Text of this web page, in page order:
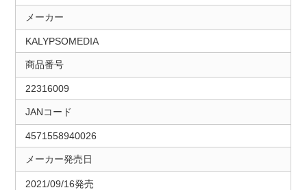
メーカー
KALYPSOMEDIA
商品番号
22316009
JANコード
4571558940026
メーカー発売日
2021/09/16発売